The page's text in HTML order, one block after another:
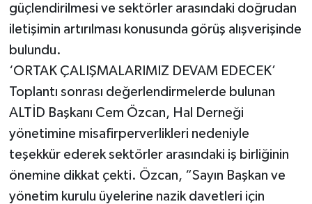
güçlendirilmesi ve sektörler arasındaki doğrudan
iletişimin artırılması konusunda görüş alışverişinde
bulundu.
‘ORTAK ÇALIŞMALARIMIZ DEVAM EDECEK’
Toplantı sonrası değerlendirmelerde bulunan
ALTİD Başkanı Cem Özcan, Hal Derneği
yönetimine misafirperverlikleri nedeniyle
teşekkür ederek sektörler arasındaki iş birliğinin
önemine dikkat çekti. Özcan, “Sayın Başkan ve
yönetim kurulu üyelerine nazik davetleri için